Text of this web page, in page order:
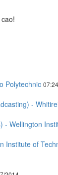
Polytechnic
-
- Wellington
Institute of